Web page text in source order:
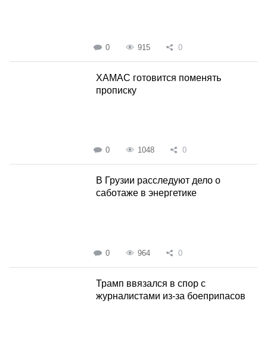
0 915 0
ХАМАС готовится поменять
прописку
0 1048 0
В Грузии расследуют дело о
саботаже в энергетике
0 964 0
Трамп ввязался в спор с
журналистами из-за боеприпасов